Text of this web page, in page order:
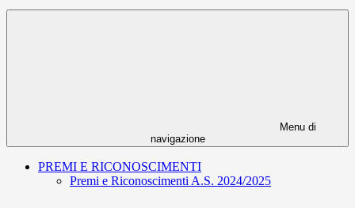
Menu di
navigazione
PREMI E RICONOSCIMENTI
Premi e Riconoscimenti A.S. 2024/2025